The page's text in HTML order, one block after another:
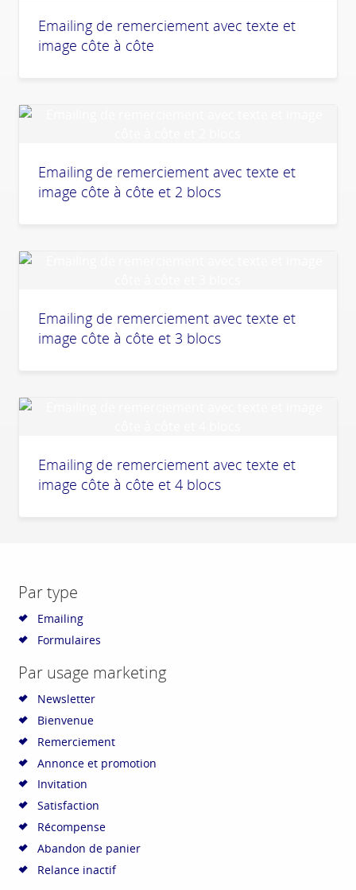
Emailing de remerciement avec texte et
image côte à côte
Emailing de remerciement avec texte et
image côte à côte et 2 blocs
Emailing de remerciement avec texte et
image côte à côte et 3 blocs
Emailing de remerciement avec texte et
image côte à côte et 4 blocs
Par type
Emailing
Formulaires
Par usage marketing
Newsletter
Bienvenue
Remerciement
Annonce et promotion
Invitation
Satisfaction
Récompense
Abandon de panier
Relance inactif